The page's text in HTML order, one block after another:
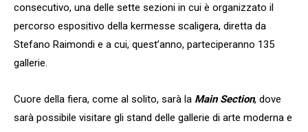
consecutivo, una delle sette sezioni in cui è organizzato il
percorso espositivo della kermesse scaligera, diretta da
Stefano Raimondi e a cui, quest’anno, parteciperanno 135
gallerie.
Cuore della fiera, come al solito, sarà la Main Section, dove
sarà possibile visitare gli stand delle gallerie di arte moderna e